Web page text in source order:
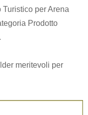
per Arena
Prodotto
meritevoli per